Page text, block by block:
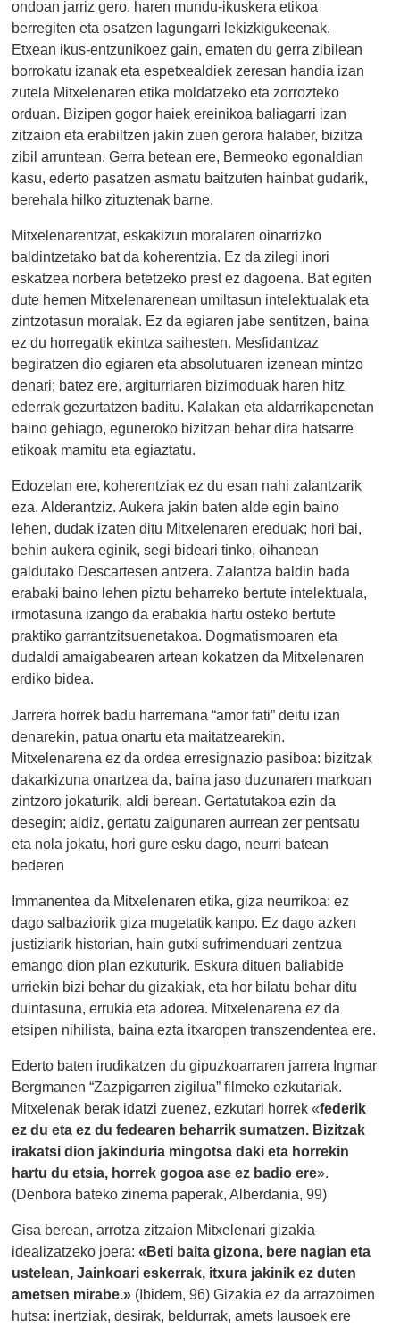
ondoan jarriz gero, haren mundu-ikuskera etikoa
berregiten eta osatzen lagungarri lekizkigukeenak.
Etxean ikus-entzunikoez gain, ematen du gerra zibilean
borrokatu izanak eta espetxealdiek zeresan handia izan
zutela Mitxelenaren etika moldatzeko eta zorrozteko
orduan. Bizipen gogor haiek ereinikoa baliagarri izan
zitzaion eta erabiltzen jakin zuen gerora halaber, bizitza
zibil arruntean. Gerra betean ere, Bermeoko egonaldian
kasu, ederto pasatzen asmatu baitzuten hainbat gudarik,
berehala hilko zituztenak barne.
Mitxelenarentzat, eskakizun moralaren oinarrizko
baldintzetako bat da koherentzia. Ez da zilegi inori
eskatzea norbera betetzeko prest ez dagoena. Bat egiten
dute hemen Mitxelenarenean umiltasun intelektualak eta
zintzotasun moralak. Ez da egiaren jabe sentitzen, baina
ez du horregatik ekintza saihesten. Mesfidantzaz
begiratzen dio egiaren eta absolutuaren izenean mintzo
denari; batez ere, argiturriaren bizimoduak haren hitz
ederrak gezurtatzen baditu. Kalakan eta aldarrikapenetan
baino gehiago, eguneroko bizitzan behar dira hatsarre
etikoak mamitu eta egiaztatu.
Edozelan ere, koherentziak ez du esan nahi zalantzarik
eza. Alderantziz. Aukera jakin baten alde egin baino
lehen, dudak izaten ditu Mitxelenaren ereduak; hori bai,
behin aukera eginik, segi bideari tinko, oihanean
galdutako Descartesen antzera. Zalantza baldin bada
erabaki baino lehen piztu beharreko bertute intelektuala,
irmotasuna izango da erabakia hartu osteko bertute
praktiko garrantzitsuenetakoa. Dogmatismoaren eta
dudaldi amaigabearen artean kokatzen da Mitxelenaren
erdiko bidea.
Jarrera horrek badu harremana “amor fati” deitu izan
denarekin, patua onartu eta maitatzearekin.
Mitxelenarena ez da ordea erresignazio pasiboa: bizitzak
dakarkizuna onartzea da, baina jaso duzunaren markoan
zintzoro jokaturik, aldi berean. Gertatutakoa ezin da
desegin; aldiz, gertatu zaigunaren aurrean zer pentsatu
eta nola jokatu, hori gure esku dago, neurri batean
bederen
Immanentea da Mitxelenaren etika, giza neurrikoa: ez
dago salbaziorik giza mugetatik kanpo. Ez dago azken
justiziarik historian, hain gutxi sufrimenduari zentzua
emango dion plan ezkuturik. Eskura dituen baliabide
urriekin bizi behar du gizakiak, eta hor bilatu behar ditu
duintasuna, errukia eta adorea. Mitxelenarena ez da
etsipen nihilista, baina ezta itxaropen transzendentea ere.
Ederto baten irudikatzen du gipuzkoarraren jarrera Ingmar
Bergmanen “Zazpigarren zigilua” filmeko ezkutariak.
Mitxelenak berak idatzi zuenez, ezkutari horrek «federik
ez du eta ez du fedearen beharrik sumatzen. Bizitzak
irakatsi dion jakinduria mingotsa daki eta horrekin
hartu du etsia, horrek gogoa ase ez badio ere».
(Denbora bateko zinema paperak, Alberdania, 99)
Gisa berean, arrotza zitzaion Mitxelenari gizakia
idealizatzeko joera:«Beti baita gizona, bere nagian eta
ustelean, Jainkoari eskerrak, itxura jakinik ez duten
ametsen mirabe.» (Ibidem, 96) Gizakia ez da arrazoimen
hutsa: inertziak, desirak, beldurrak, amets lausoek ere